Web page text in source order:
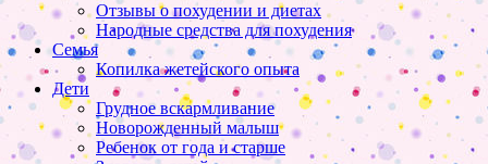
Отзывы о похудении и диетах
Народные средства для похудения
Семья
Копилка жетейского опыта
Дети
Грудное вскармливание
Новорожденный малыш
Ребенок от года и старше